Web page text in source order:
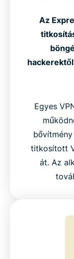
Az
Egyes
titkosított
át. Az